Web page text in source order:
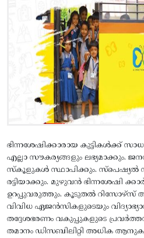
ഭിന്നശേഷിക്കാരായ കുട്ടികള്‍ക്ക്
എല്ലാ സൗകര്യങ്ങളും ലഭ്യമാക്കും.
സ്കൂളുകള്‍ സ്ഥാപിക്കും.
രട്ടിയാക്കും. മുഴുവന്‍ ഭിന്നശേഷി
ഉറപ്പുവരുത്തും. കൂടുതല്‍ റിസോഴ്സ്
വിവിധ ഏജന്‍സികളുടെയും
തദ്ദേശഭരണം വകുപ്പുകളുടെ
തമാനം ഡിസബിലിറ്റി അധിക